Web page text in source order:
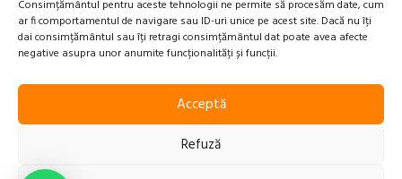
Consimțământul pentru aceste tehnologii ne permite să procesăm date, cum
ar fi comportamentul de navigare sau ID-uri unice pe acest site. Dacă nu îți
dai consimțământul sau îți retragi consimțământul dat poate avea afecte
negative asupra unor anumite funcționalități și funcții.
Acceptă
Refuză
Termeni și Condiții
Transport, Rambursari si Retururi
2023-2025 Beepry.ro | Powered byXplication